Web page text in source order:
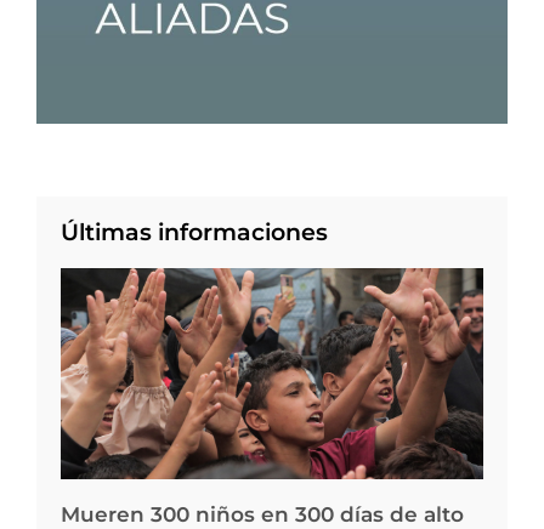
Últimas informaciones
Mueren 300 niños en 300 días de alto